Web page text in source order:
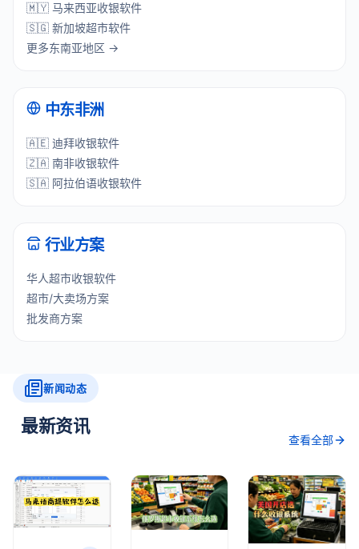
🇲🇾 马来西亚收银软件
🇸🇬 新加坡超市软件
更多东南亚地区 →
中东非洲
🇦🇪 迪拜收银软件
🇿🇦 南非收银软件
🇸🇦 阿拉伯语收银软件
行业方案
华人超市收银软件
超市/大卖场方案
批发商方案
新闻动态
最新资讯
查看全部